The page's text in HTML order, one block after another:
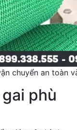
chuyển an toàn
phù